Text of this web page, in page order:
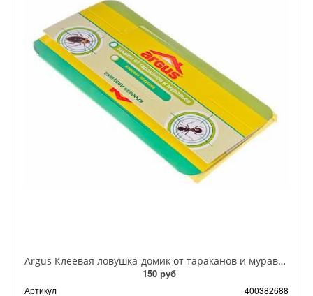
Argus Клеевая ловушка-домик от тараканов и муравьев
150 руб
Артикул
400382688